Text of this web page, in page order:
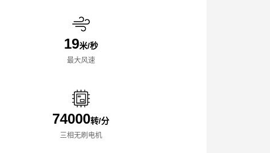
19米/秒
最大风速
74000转/分
三相无刷电机